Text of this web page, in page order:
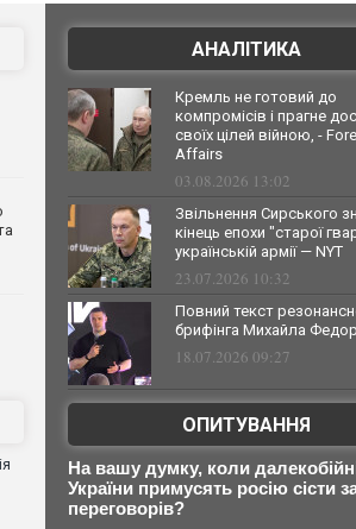
АНАЛІТИКА
Кремль не готовий до
компромісів і прагне
своїх цілей війною, -
Affairs
03.08.2026 13:02
Звільнення Сирського
кінець епохи "старої
українській армії — NYT
23.07.2026 10:32
Повний текст
брифінга Михайла
18.07.2026 09:27
ОПИТУВАННЯ
На вашу думку, коли далекобійні
України примусять росію сісти
переговорів?